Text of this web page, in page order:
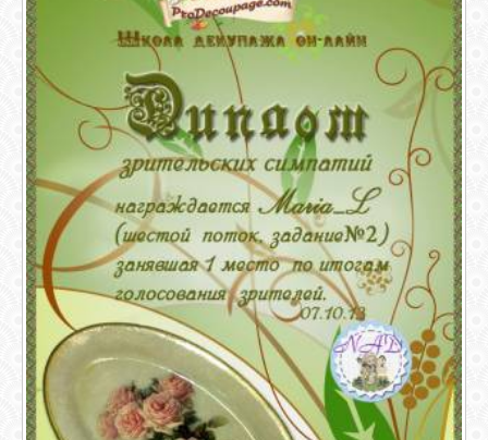
СТАТЬИ
КАРТИНКИ
ВИДЕО
ГАЛЕРЕЯ
ШКОЛА
ДЕКУПАЖА
ОТЗЫВЫ
УЧЕНИКОВ